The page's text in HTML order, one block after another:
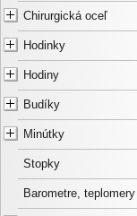
Chirurgická oceľ
Hodinky
Hodiny
Budíky
Minútky
Stopky
Barometre, teplomery